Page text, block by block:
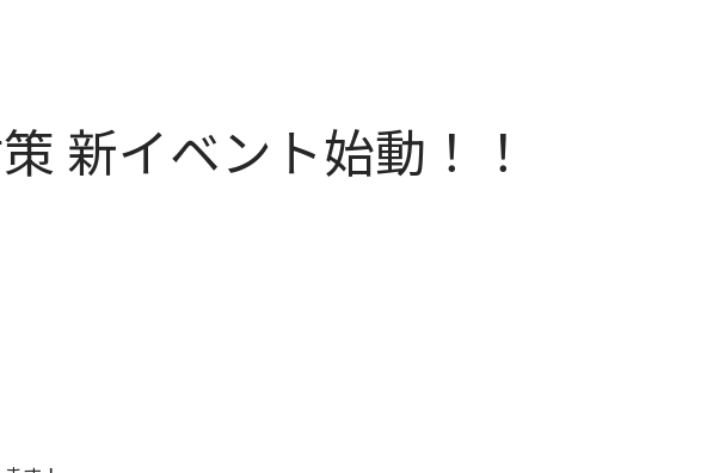
新イベント始動！！